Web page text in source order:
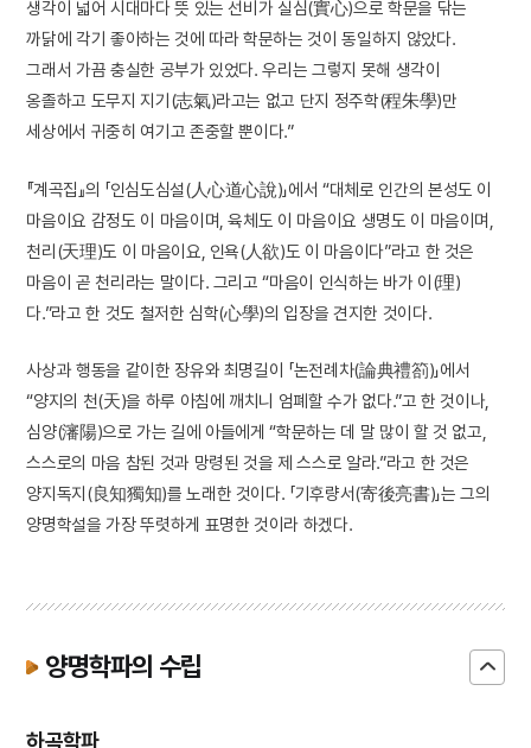
생각이 넓어 시대마다 뜻 있는 선비가 실심(實心)으로 학문을 닦는
까닭에 각기 좋아하는 것에 따라 학문하는 것이 동일하지 않았다.
그래서 가끔 충실한 공부가 있었다. 우리는 그렇지 못해 생각이
옹졸하고 도무지 지기(志氣)라고는 없고 단지 정주학(程朱學)만
세상에서 귀중히 여기고 존중할 뿐이다.”
『계곡집』의 「인심도심설(人心道心說)」에서 “대체로 인간의 본성도 이
마음이요 감정도 이 마음이며, 육체도 이 마음이요 생명도 이 마음이며,
천리(天理)도 이 마음이요, 인욕(人欲)도 이 마음이다”라고 한 것은
마음이 곧 천리라는 말이다. 그리고 “마음이 인식하는 바가 이(理)
다.”라고 한 것도 철저한 심학(心學)의 입장을 견지한 것이다.
사상과 행동을 같이한 장유와 최명길이 「논전례차(論典禮箚)」에서
“양지의 천(天)을 하루 아침에 깨치니 엄폐할 수가 없다.”고 한 것이나,
심양(瀋陽)으로 가는 길에 아들에게 “학문하는 데 말 많이 할 것 없고,
스스로의 마음 참된 것과 망령된 것을 제 스스로 알라.”라고 한 것은
양지독지(良知獨知)를 노래한 것이다. 「기후량서(寄後亮書)」는 그의
양명학설을 가장 뚜렷하게 표명한 것이라 하겠다.
양명학파의 수립
하곡학파